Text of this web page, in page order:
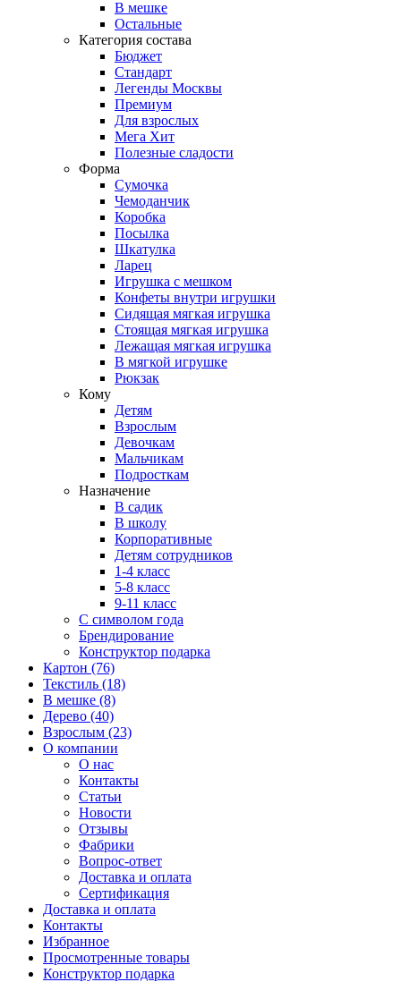
В мешке
Остальные
Категория состава
Бюджет
Стандарт
Легенды Москвы
Премиум
Для взрослых
Мега Хит
Полезные сладости
Форма
Сумочка
Чемоданчик
Коробка
Посылка
Шкатулка
Ларец
Игрушка с мешком
Конфеты внутри игрушки
Сидящая мягкая игрушка
Стоящая мягкая игрушка
Лежащая мягкая игрушка
В мягкой игрушке
Рюкзак
Кому
Детям
Взрослым
Девочкам
Мальчикам
Подросткам
Назначение
В садик
В школу
Корпоративные
Детям сотрудников
1-4 класс
5-8 класс
9-11 класс
С символом года
Брендирование
Конструктор подарка
Картон (76)
Текстиль (18)
В мешке (8)
Дерево (40)
Взрослым (23)
О компании
О нас
Контакты
Статьи
Новости
Отзывы
Фабрики
Вопрос-ответ
Доставка и оплата
Сертификация
Доставка и оплата
Контакты
Избранное
Просмотренные товары
Конструктор подарка